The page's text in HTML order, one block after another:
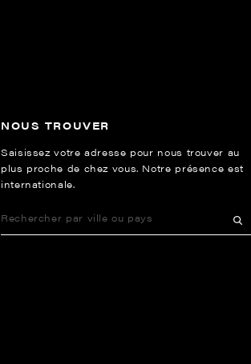
NOUS TROUVER
Saisissez votre adresse pour nous trouver au
plus proche de chez vous. Notre présence est
internationale.